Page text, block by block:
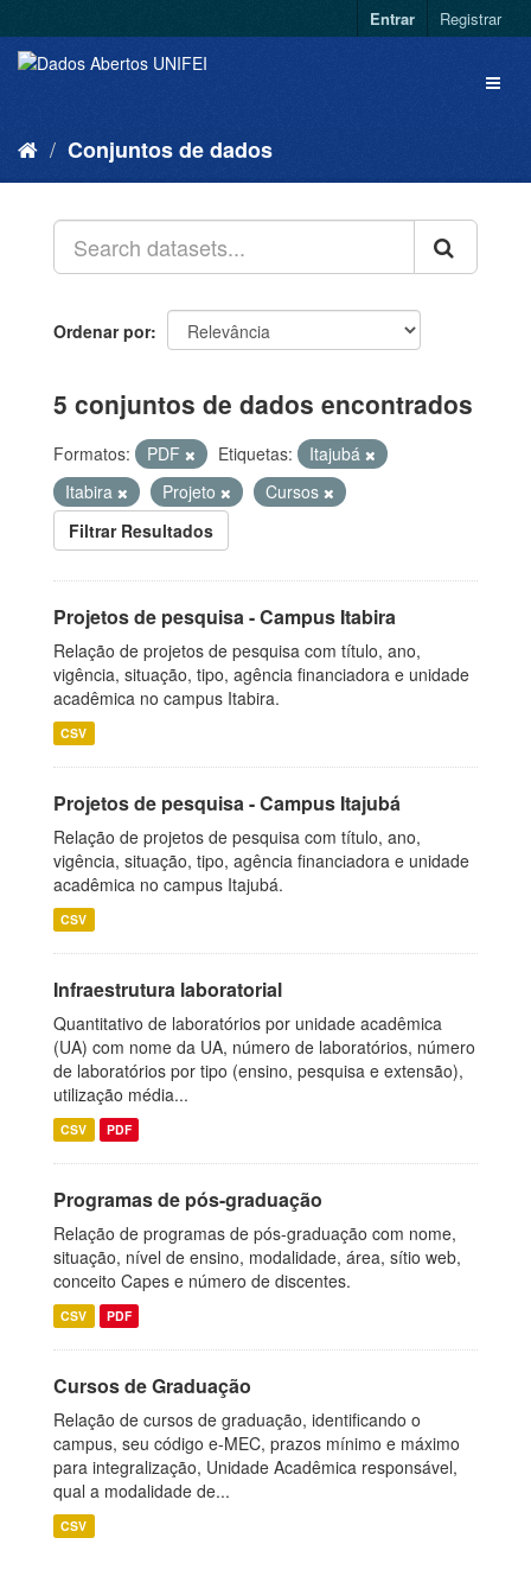
Entrar Registrar
Conjuntos de dados
Ordenar por
5 conjuntos de dados encontrados
Formatos: PDF Etiquetas:
Itajubá
Itabira
Projeto
Cursos
Filtrar Resultados
Projetos de pesquisa - Campus Itabira
Relação de projetos de pesquisa com título, ano,
vigência, situação, tipo, agência financiadora e unidade
acadêmica no campus Itabira.
CSV
Projetos de pesquisa - Campus Itajubá
Relação de projetos de pesquisa com título, ano,
vigência, situação, tipo, agência financiadora e unidade
acadêmica no campus Itajubá.
CSV
Infraestrutura laboratorial
Quantitativo de laboratórios por unidade acadêmica
(UA) com nome da UA, número de laboratórios, número
de laboratórios por tipo (ensino, pesquisa e extensão),
utilização média...
CSV PDF
Programas de pós-graduação
Relação de programas de pós-graduação com nome,
situação, nível de ensino, modalidade, área, sítio web,
conceito Capes e número de discentes.
CSV PDF
Cursos de Graduação
Relação de cursos de graduação, identificando o
campus, seu código e-MEC, prazos mínimo e máximo
para integralização, Unidade Acadêmica responsável,
qual a modalidade de...
CSV